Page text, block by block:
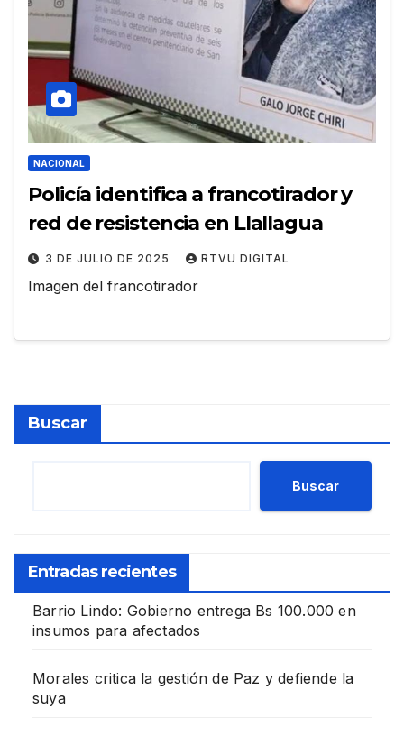
NACIONAL
Policía identifica a francotirador y
red de resistencia en Llallagua
3 DE JULIO DE 2025 RTVU DIGITAL
Imagen del francotirador
Buscar
Buscar
Entradas recientes
Barrio Lindo: Gobierno entrega Bs 100.000 en
insumos para afectados
Morales critica la gestión de Paz y defiende la
suya